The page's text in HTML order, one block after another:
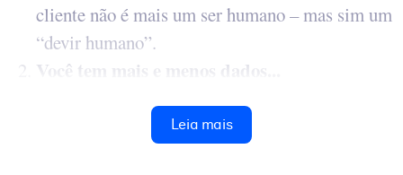
cliente não é mais um ser humano – mas sim um
“devir humano”.
Você tem mais e menos dados...
Leia mais